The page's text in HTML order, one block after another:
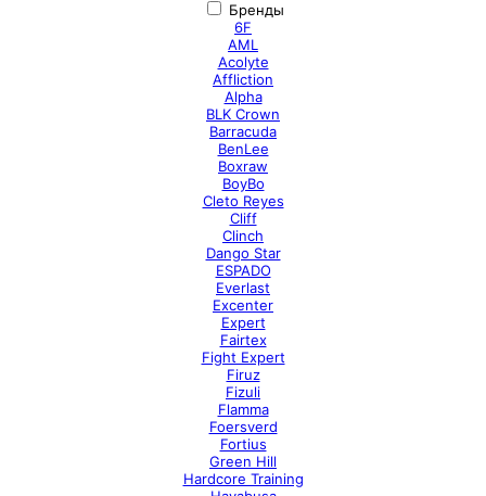
Бренды
6F
AML
Acolyte
Affliction
Alpha
BLK Crown
Barracuda
BenLee
Boxraw
BoyBo
Cleto Reyes
Cliff
Clinch
Dango Star
ESPADO
Everlast
Excenter
Expert
Fairtex
Fight Expert
Firuz
Fizuli
Flamma
Foersverd
Fortius
Green Hill
Hardcore Training